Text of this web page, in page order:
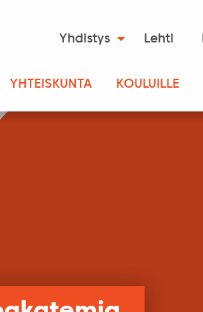
Yhdistys Lehti
YHTEISKUNTA KOULUILLE